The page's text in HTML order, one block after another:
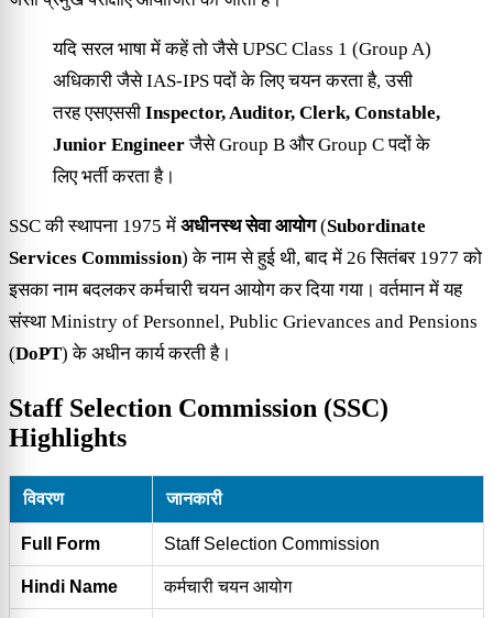
यदि सरल भाषा में कहें तो जैसे UPSC Class 1 (Group A)
अधिकारी जैसे IAS-IPS पदों के लिए चयन करता है, उसी
तरह एसएससी Inspector, Auditor, Clerk, Constable,
Junior Engineerजैसे Group B और Group C पदों के
लिए भर्ती करता है।
SSC की स्थापना 1975 में अधीनस्थ सेवा आयोग(Subordinate
Services Commission) के नाम से हुई थी, बाद में 26 सितंबर 1977 को
इसका नाम बदलकर कर्मचारी चयन आयोग कर दिया गया। वर्तमान में यह
संस्था Ministry of Personnel, Public Grievances and Pensions
(DoPT) के अधीन कार्य करती है।
Staff Selection Commission (SSC)
Highlights
विवरण जानकारी
Full Form Staff Selection Commission
Hindi Name कर्मचारी चयन आयोग